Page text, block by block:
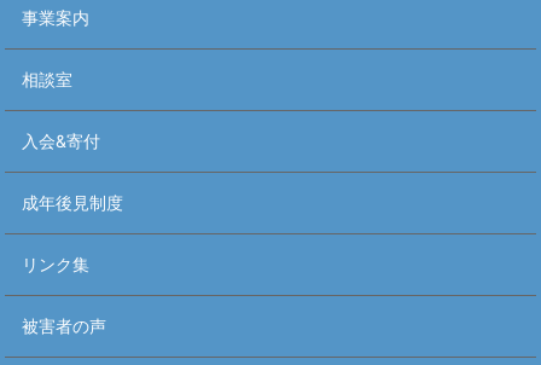
事業案内
相談室
入会&寄付
成年後見制度
リンク集
被害者の声